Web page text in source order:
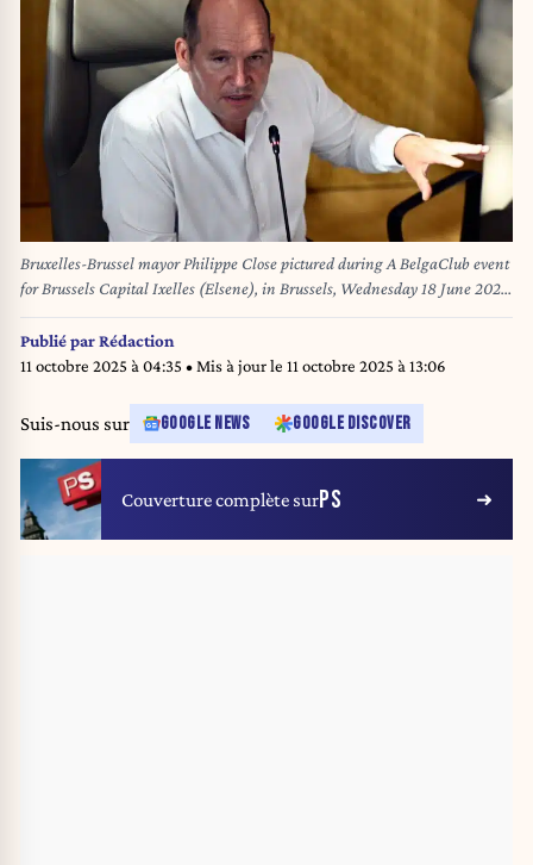
Bruxelles-Brussel mayor Philippe Close pictured during A BelgaClub event
for Brussels Capital Ixelles (Elsene), in Brussels, Wednesday 18 June 2025.
BELGA PHOTO ERIC LALMAND
Publié parRédaction
11 octobre 2025 à 04:35 • Mis à jour le 11 octobre 2025 à 13:06
Suis-nous sur GOOGLE NEWS GOOGLE DISCOVER
Couverture complète surPS